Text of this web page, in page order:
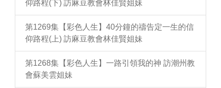
仰路程(下) 訪麻豆教會林佳賢姐妹
第1269集【彩色人生】40分鐘的禱告定一生的信
仰路程(上) 訪麻豆教會林佳賢姐妹
第1268集【彩色人生】一路引領我的神 訪潮州教
會蘇美雲姐妹